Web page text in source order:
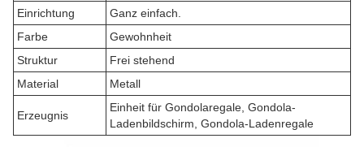
Einrichtung
Ganz einfach.
Farbe
Gewohnheit
Struktur
Frei stehend
Material
Metall
Erzeugnis
Einheit für Gondolaregale, Gondola-
Ladenbildschirm, Gondola-Ladenregale